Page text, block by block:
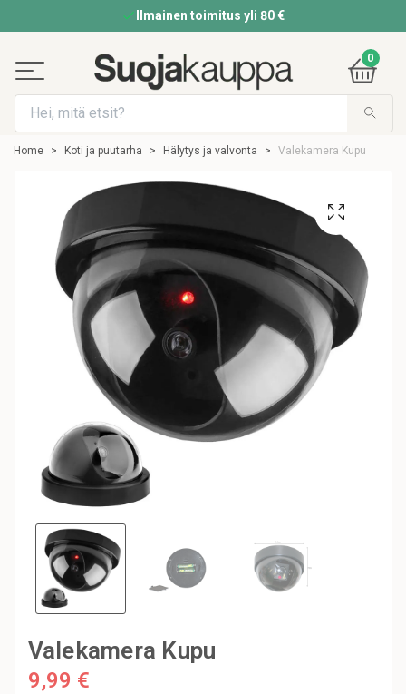
Ilmainen toimitus yli 80 €
0
Home Koti ja puutarha Hälytys ja valvonta Valekamera Kupu
Valekamera Kupu
9,99 €